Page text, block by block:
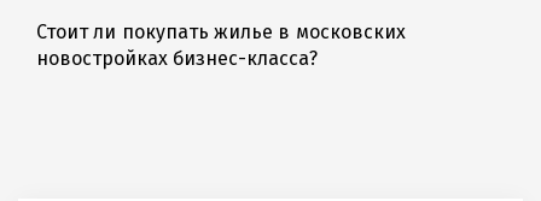
Next
post:
Стоит ли покупать жилье в московских
новостройках бизнес-класса?